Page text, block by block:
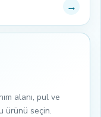
→
alanı, pul ve
ürünü seçin.